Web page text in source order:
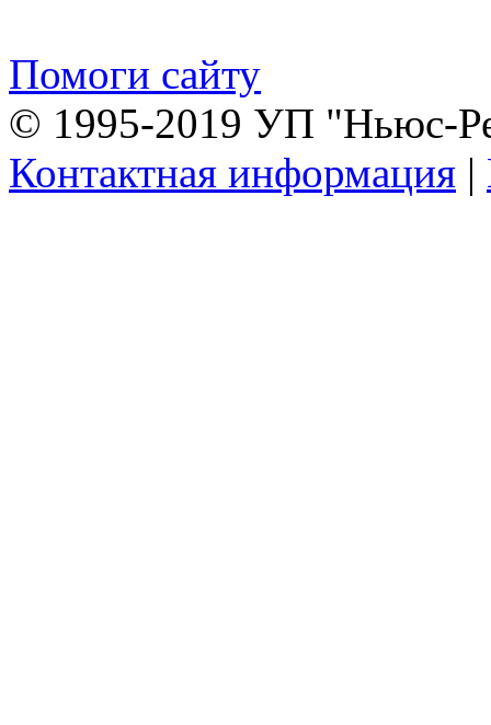
Помоги сайту
© 1995-2019 УП "Ньюс-
Контактная информация |